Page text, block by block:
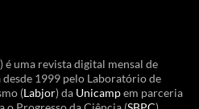
é uma revista digital mensal de
1999 pelo Laboratório de
(Labjor) da Unicampem parceria